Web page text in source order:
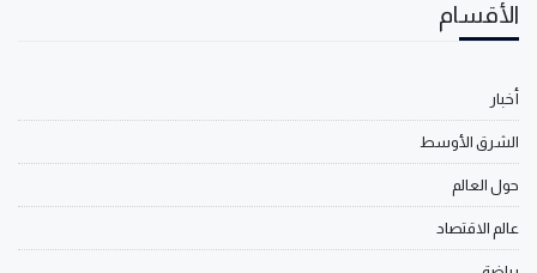
الأقسام
أخبار
الشرق الأوسط
حول العالم
عالم الاقتصاد